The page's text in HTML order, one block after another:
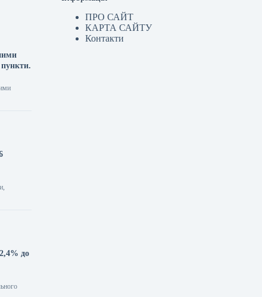
до
ПРО САЙТ
КАРТА САЙТУ
Контакти